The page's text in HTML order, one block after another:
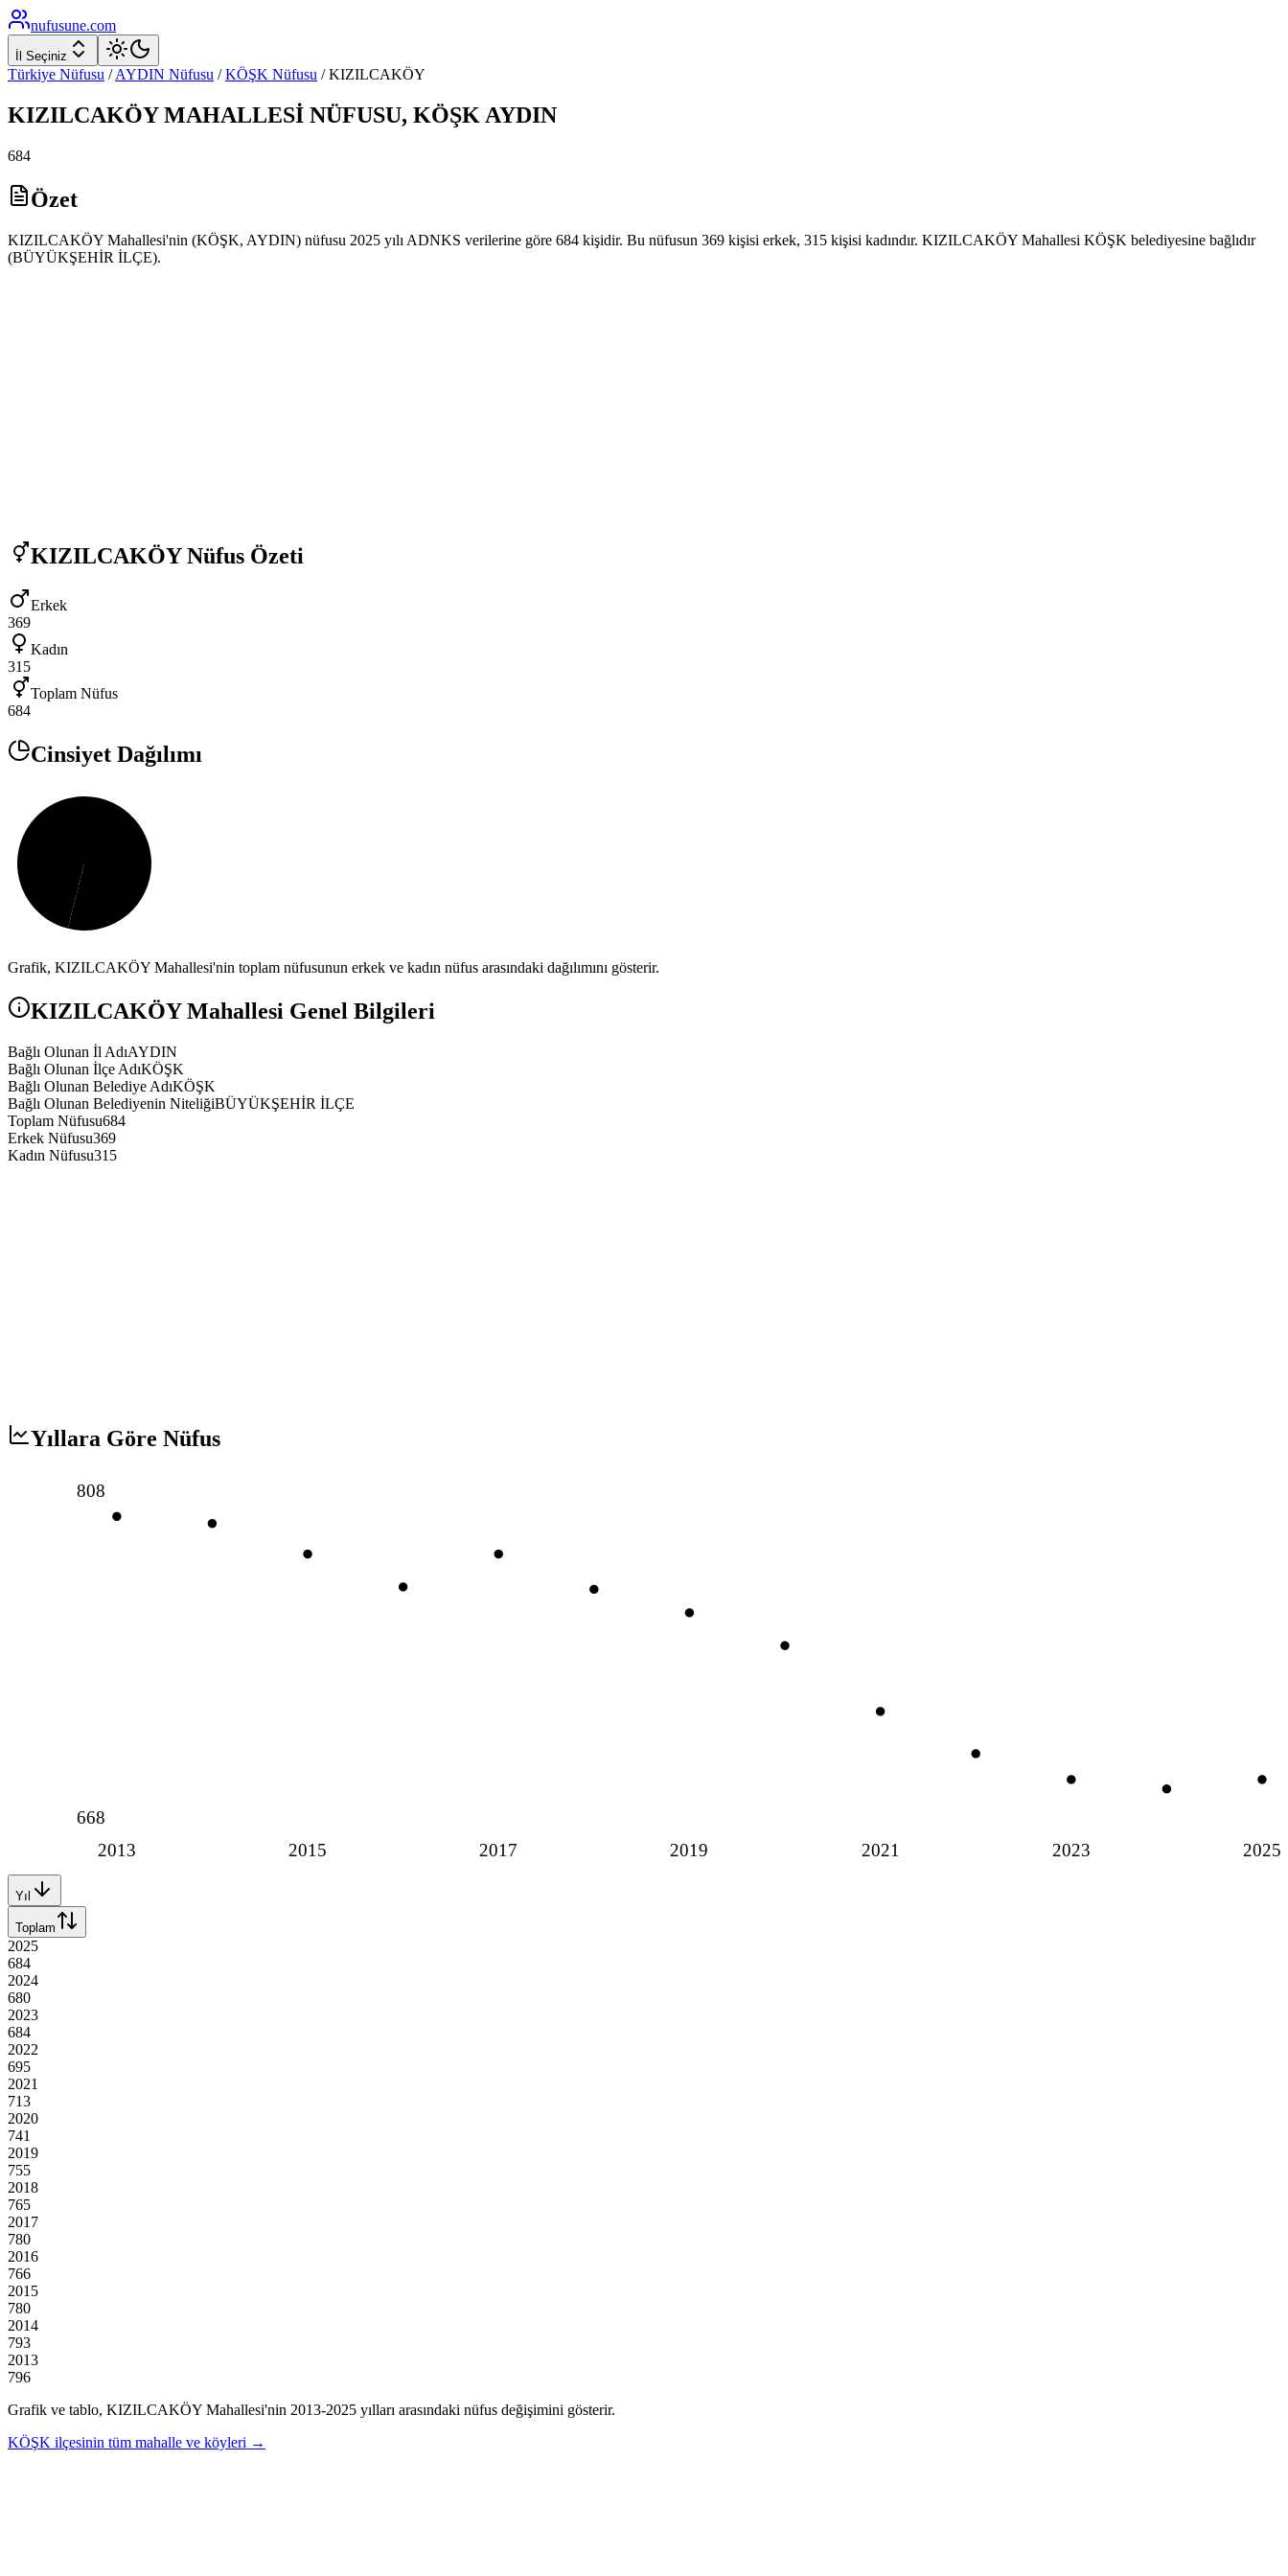
nufusune.com
İl Seçiniz
Türkiye Nüfusu / AYDIN Nüfusu / KÖŞK Nüfusu /KIZILCAKÖY
KIZILCAKÖYMAHALLESİ NÜFUSU, KÖŞK AYDIN
684
Özet
KIZILCAKÖY Mahallesi'nin (KÖŞK, AYDIN) nüfusu 2025 yılı ADNKS verilerine göre 684 kişidir. Bu nüfusun 369 kişisi erkek, 315 kişisi kadındır. KIZILCAKÖY Mahallesi KÖŞK belediyesine bağlıdır
(BÜYÜKŞEHİR İLÇE).
KIZILCAKÖYNüfus Özeti
Erkek
369
Kadın
315
Toplam Nüfus
684
Cinsiyet Dağılımı
Grafik, KIZILCAKÖY Mahallesi'nin toplam nüfusunun erkek ve kadın nüfus arasındaki dağılımını gösterir.
KIZILCAKÖYMahallesi Genel Bilgileri
Bağlı Olunan İl AdıAYDIN
Bağlı Olunan İlçe AdıKÖŞK
Bağlı Olunan Belediye AdıKÖŞK
Bağlı Olunan Belediyenin NiteliğiBÜYÜKŞEHİR İLÇE
Toplam Nüfusu684
Erkek Nüfusu369
Kadın Nüfusu315
Yıllara Göre Nüfus
2013 2015 2017 2019 2021 2023 2025
808
668
Yıl
Toplam
2025
684
2024
680
2023
684
2022
695
2021
713
2020
741
2019
755
2018
765
2017
780
2016
766
2015
780
2014
793
2013
796
Grafik ve tablo, KIZILCAKÖY Mahallesi'nin 2013-2025 yılları arasındaki nüfus değişimini gösterir.
KÖŞK ilçesinin tüm mahalle ve köyleri →